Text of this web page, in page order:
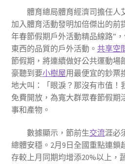
體育總局體育經濟司擔任人
加入體育活動發明加倍傑出的前
年春節假期戶外活動精品線路”
東西的品質的戶外活動。 共享空
節假期，將連續做好公共運動場
豪聽到要小樹屋用最便宜的鈔票
地大叫：「眼淚？那沒有市值！
免費開放，為寬大群眾春節假期
事和產物。
數據顯示，節前生交流涯必
總體安穩。2月9日全國重點連鎖
存較上月同期均增添20%以上，